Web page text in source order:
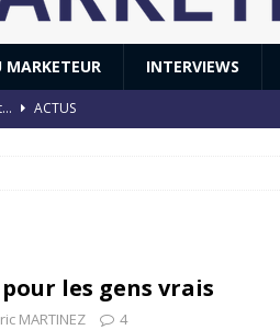
MARKETEUR INTERVIEWS
ACTUS
pour Citroën
publicitaire… confiné! ACTUS
les gens vrais
MARTINEZ 4